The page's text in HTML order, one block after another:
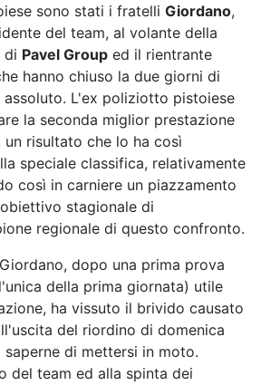
sono stati i fratelli Giordano,
del team, al volante della
di Pavel Group ed il rientrante
hanno chiuso la due giorni di
L'ex poliziotto pistoiese
la seconda miglior prestazione
un risultato che lo ha così
speciale classifica, relativamente
così in carniere un piazzamento
stagionale di
regionale di questo confronto.
dopo una prima prova
della prima giornata) utile
ha vissuto il brivido causato
del riordino di domenica
di mettersi in moto.
del team ed alla spinta dei